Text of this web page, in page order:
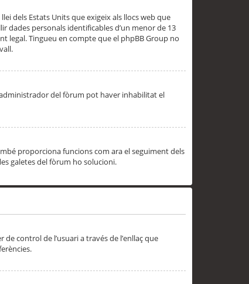
dels Estats Units que exigeix als llocs web que
dades personals identificables d’un menor de 13
legal. Tingueu en compte que el phpBB Group no
del fòrum pot haver inhabilitat el
proporciona funcions com ara el seguiment dels
galetes del fòrum ho solucioni.
control de l’usuari a través de l’enllaç que